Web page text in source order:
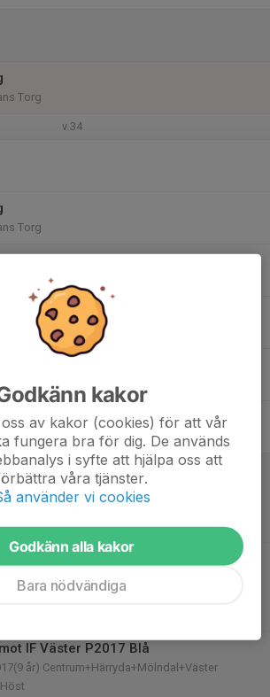
Torg
v.34
Torg
Hovås Billdal IF
år) Centrum+Härryda+Mölndal+Väster
3B
år) Centrum+Härryda+Mölndal+Väster
IF Väster P2017 Blå
år) Centrum+Härryda+Mölndal+Väster
kakor
av kakor (cookies) för att vår
fungera bra för dig. De används
i syfte att hjälpa oss att
våra tjänster.
använder vi cookies
Godkänn alla kakor
Bara nödvändiga